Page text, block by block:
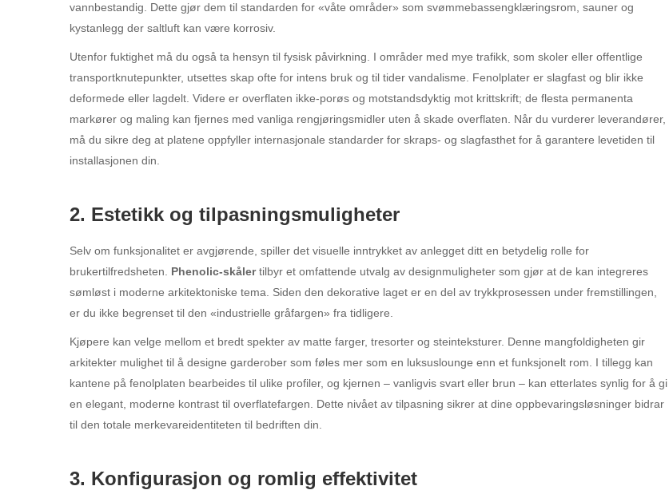
vannbestandig. Dette gjør dem til standarden for «våte områder» som svømmebassengklæringsrom, sauner og
kystanlegg der saltluft kan være korrosiv.
Utenfor fuktighet må du også ta hensyn til fysisk påvirkning. I områder med mye trafikk, som skoler eller offentlige
transportknutepunkter, utsettes skap ofte for intens bruk og til tider vandalisme. Fenolplater er slagfast og blir ikke
deformede eller lagdelt. Videre er overflaten ikke-porøs og motstandsdyktig mot krittskrift; de flesta permanenta
markører og maling kan fjernes med vanliga rengjøringsmidler uten å skade overflaten. Når du vurderer leverandører,
må du sikre deg at platene oppfyller internasjonale standarder for skraps- og slagfasthet for å garantere levetiden til
installasjonen din.
2. Estetikk og tilpasningsmuligheter
Selv om funksjonalitet er avgjørende, spiller det visuelle inntrykket av anlegget ditt en betydelig rolle for
brukertilfredsheten. Phenolic-skålertilbyr et omfattende utvalg av designmuligheter som gjør at de kan integreres
sømløst i moderne arkitektoniske tema. Siden den dekorative laget er en del av trykkprosessen under fremstillingen,
er du ikke begrenset til den «industrielle gråfargen» fra tidligere.
Kjøpere kan velge mellom et bredt spekter av matte farger, tresorter og steinteksturer. Denne mangfoldigheten gir
arkitekter mulighet til å designe garderober som føles mer som en luksuslounge enn et funksjonelt rom. I tillegg kan
kantene på fenolplaten bearbeides til ulike profiler, og kjernen – vanligvis svart eller brun – kan etterlates synlig for å gi
en elegant, moderne kontrast til overflatefargen. Dette nivået av tilpasning sikrer at dine oppbevaringsløsninger bidrar
til den totale merkevareidentiteten til bedriften din.
3. Konfigurasjon og romlig effektivitet